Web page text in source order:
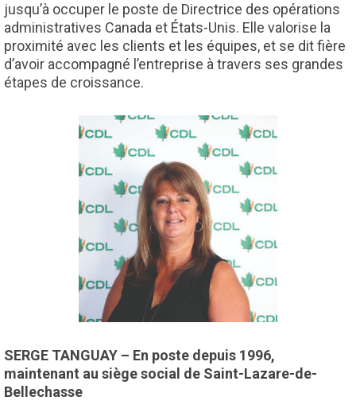
jusqu’à occuper le poste de Directrice des opérations
administratives Canada et États-Unis. Elle valorise la
proximité avec les clients et les équipes, et se dit fière
d’avoir accompagné l’entreprise à travers ses grandes
étapes de croissance.
SERGE TANGUAY – En poste depuis 1996,
maintenant au siège social de Saint-Lazare-de-
Bellechasse